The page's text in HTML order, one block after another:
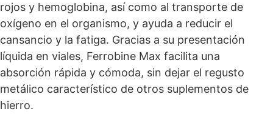
rojos y hemoglobina, así como al transporte de
oxígeno en el organismo, y ayuda a reducir el
cansancio y la fatiga. Gracias a su presentación
líquida en viales, Ferrobine Max facilita una
absorción rápida y cómoda, sin dejar el regusto
metálico característico de otros suplementos de
hierro.